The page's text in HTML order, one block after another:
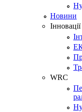
Новини
Інновації
WRC